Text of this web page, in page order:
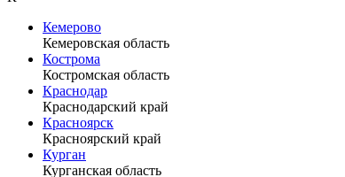
Кемерово
Кемеровская область
Кострома
Костромская область
Краснодар
Краснодарский край
Красноярск
Красноярский край
Курган
Курганская область